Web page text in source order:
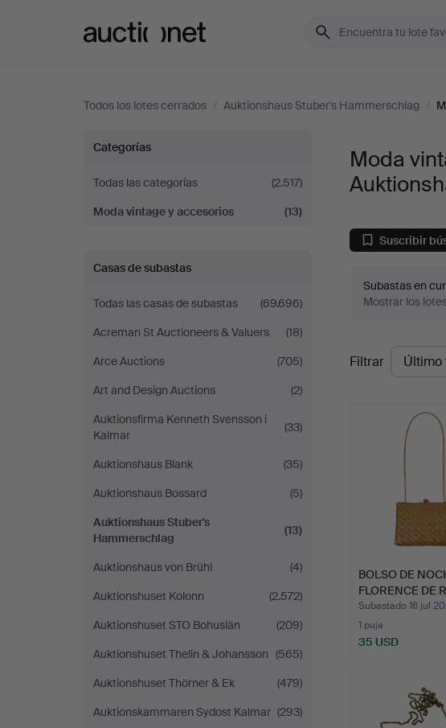
Todos los lotes cerrados / Auktionshaus Stuber's Hammerschlag /
Moda
vintage
y
accesorios
en
Auktionshaus
Stuber's
Hammerschlag
Categorías
Todas las categorías
(2.517)
Moda vintage y accesorios
(13)
Casas de subastas
Todas las casas de subastas
(69.696)
Acreman St Auctioneers & Valuers
(18)
Arce Auctions
(705)
Art and Design Auctions
(2)
Auktionsfirma Kenneth Svensson i
Kalmar
(33)
Auktionshaus Blank
(35)
Auktionshaus Bossard
(5)
Auktionshaus Stuber's
Hammerschlag
(13)
Auktionshaus von Brühl
(4)
Auktionshuset Kolonn
(2.572)
Auktionshuset STO Bohuslän
(209)
Auktionshuset Thelin & Johansson (565)
Auktionshuset Thörner & Ek
(479)
Auktionskammaren Sydost Kalmar (293)
Moda
Suscribir
Subastas en
Mostrar los
Precios
de
Filtrar
BOLSO DE
FLORENCE DE
TRENZ…
Subastado 16 jul
1 puja
35 USD